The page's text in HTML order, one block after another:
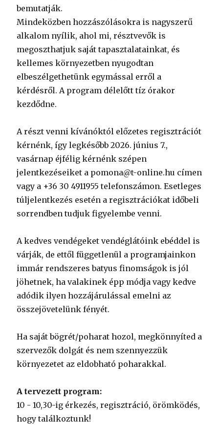
bemutatják.
Mindeközben hozzászólásokra is nagyszerű
alkalom nyílik, ahol mi, résztvevők is
megoszthatjuk saját tapasztalatainkat, és
kellemes környezetben nyugodtan
elbeszélgethetünk egymással erről a
kérdésről. A program délelőtt tíz órakor
kezdődne.
A részt venni kívánóktól előzetes regisztrációt
kérnénk, így legkésőbb 2026. június 7.,
vasárnap éjfélig kérnénk szépen
jelentkezéseiket a pomona@t-online.hu címen
vagy a +36 30 4911955 telefonszámon. Esetleges
túljelentkezés esetén a regisztrációkat időbeli
sorrendben tudjuk figyelembe venni.
A kedves vendégeket vendéglátóink ebéddel is
várják, de ettől függetlenül a programjainkon
immár rendszeres batyus finomságok is jól
jöhetnek, ha valakinek épp módja vagy kedve
adódik ilyen hozzájárulással emelni az
összejövetelünk fényét.
Ha saját bögrét/poharat hozol, megkönnyíted a
szervezők dolgát és nem szennyezzük
környezetet az eldobható poharakkal.
A tervezett program:
10 - 10,30-ig érkezés, regisztráció, örömködés,
hogy találkoztunk!